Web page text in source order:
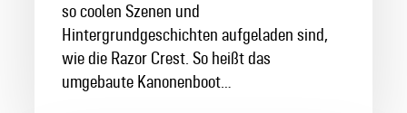
so coolen Szenen und
Hintergrundgeschichten aufgeladen sind,
wie die Razor Crest. So heißt das
umgebaute Kanonenboot…